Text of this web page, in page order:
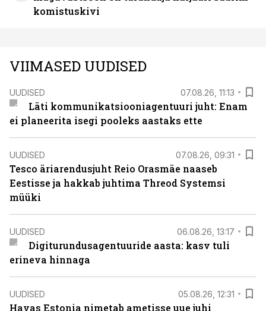
komistuskivi
VIIMASED UUDISED
UUDISED 07.08.26, 11:13
Läti kommunikatsiooniagentuuri juht: Enam
ei planeerita isegi pooleks aastaks ette
UUDISED 07.08.26, 09:31
Tesco äriarendusjuht Reio Orasmäe naaseb
Eestisse ja hakkab juhtima Threod Systemsi
müüki
UUDISED 06.08.26, 13:17
Digiturundusagentuuride aasta: kasv tuli
erineva hinnaga
UUDISED 05.08.26, 12:31
Havas Estonia nimetab ametisse uue juhi